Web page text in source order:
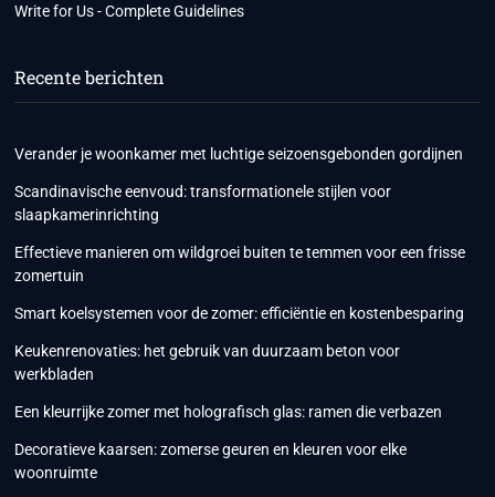
Write for Us - Complete Guidelines
Recente berichten
Verander je woonkamer met luchtige seizoensgebonden gordijnen
Scandinavische eenvoud: transformationele stijlen voor
slaapkamerinrichting
Effectieve manieren om wildgroei buiten te temmen voor een frisse
zomertuin
Smart koelsystemen voor de zomer: efficiëntie en kostenbesparing
Keukenrenovaties: het gebruik van duurzaam beton voor
werkbladen
Een kleurrijke zomer met holografisch glas: ramen die verbazen
Decoratieve kaarsen: zomerse geuren en kleuren voor elke
woonruimte